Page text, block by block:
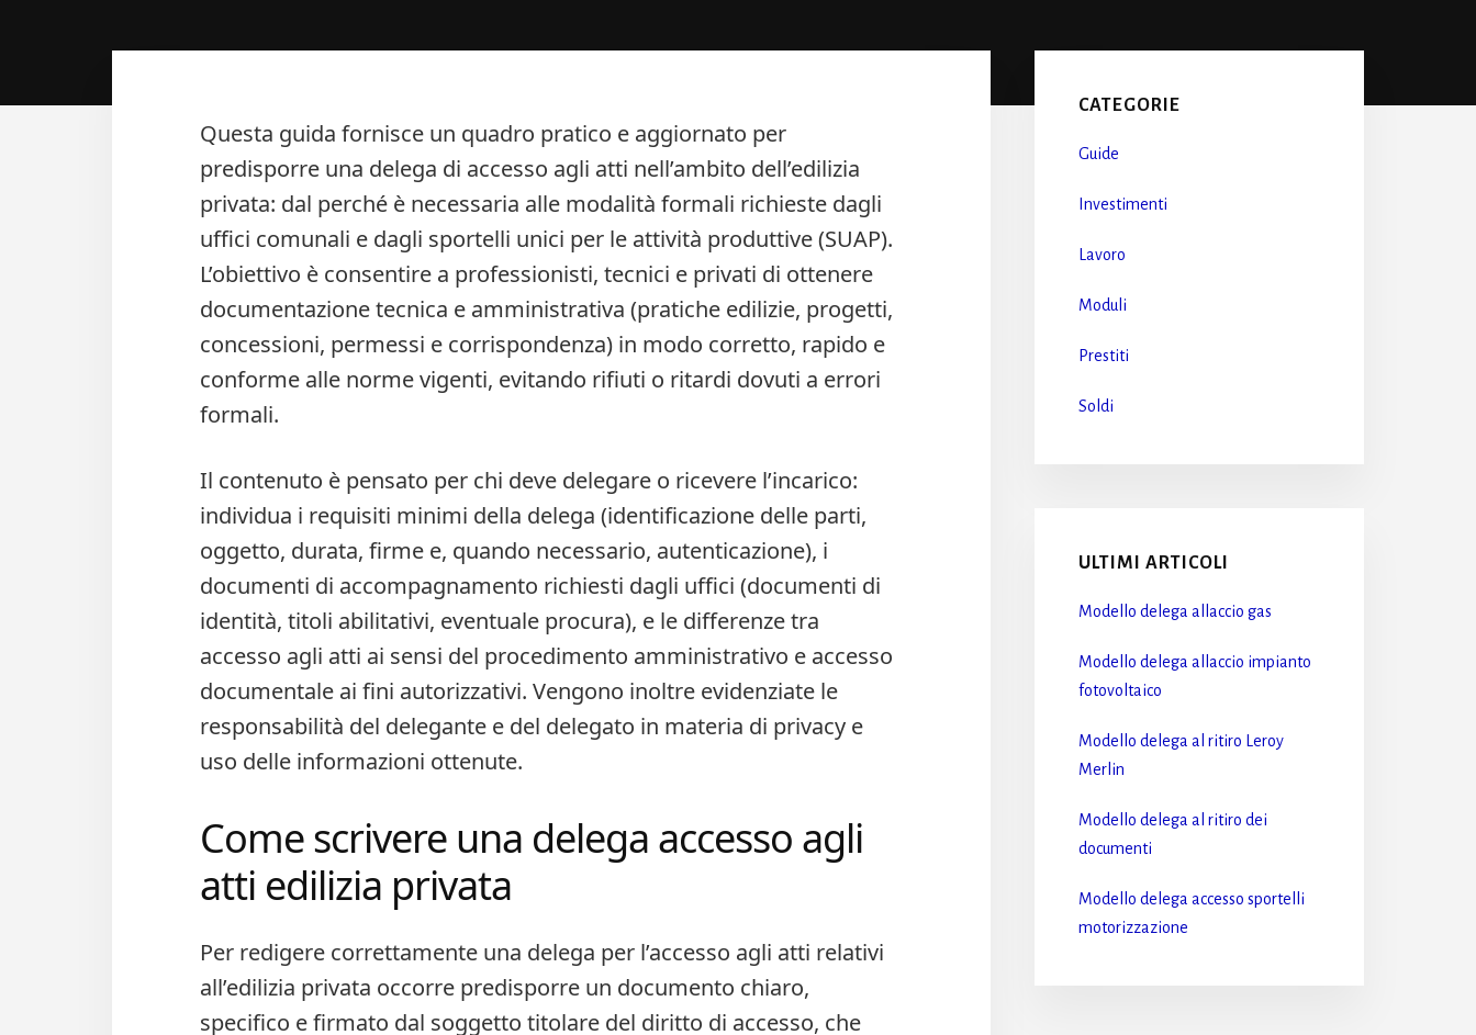
Questa guida fornisce un quadro pratico e aggiornato per
predisporre una delega di accesso agli atti nell’ambito dell’edilizia
privata: dal perché è necessaria alle modalità formali richieste dagli
uffici comunali e dagli sportelli unici per le attività produttive (SUAP).
L’obiettivo è consentire a professionisti, tecnici e privati di ottenere
documentazione tecnica e amministrativa (pratiche edilizie, progetti,
concessioni, permessi e corrispondenza) in modo corretto, rapido e
conforme alle norme vigenti, evitando rifiuti o ritardi dovuti a errori
formali.
Il contenuto è pensato per chi deve delegare o ricevere l’incarico:
individua i requisiti minimi della delega (identificazione delle parti,
oggetto, durata, firme e, quando necessario, autenticazione), i
documenti di accompagnamento richiesti dagli uffici (documenti di
identità, titoli abilitativi, eventuale procura), e le differenze tra
accesso agli atti ai sensi del procedimento amministrativo e accesso
documentale ai fini autorizzativi. Vengono inoltre evidenziate le
responsabilità del delegante e del delegato in materia di privacy e
uso delle informazioni ottenute.
Come scrivere una delega accesso agli
atti edilizia privata​
Per redigere correttamente una delega per l’accesso agli atti relativi
all’edilizia privata occorre predisporre un documento chiaro,
specifico e firmato dal soggetto titolare del diritto di accesso, che
Sidebar
CATEGORIE
Guide
Investimenti
Lavoro
Moduli
Prestiti
Soldi
ULTIMI ARTICOLI
Modello delega allaccio gas​
Modello delega allaccio impianto
fotovoltaico​
Modello delega al ritiro Leroy
Merlin​
Modello delega al ritiro dei
documenti​
Modello delega accesso sportelli
motorizzazione​